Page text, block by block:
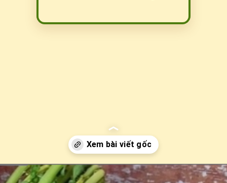
Đang mở https://erci.edu.vn/ai-khong-nen-an-cu-cai-trang